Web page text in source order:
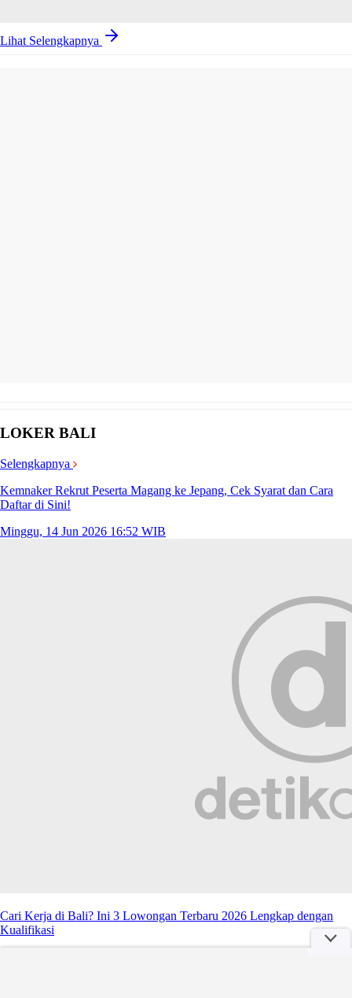
Lihat Selengkapnya
LOKER BALI
Selengkapnya
Kemnaker Rekrut Peserta Magang ke Jepang, Cek Syarat dan Cara
Daftar di Sini!
Minggu, 14 Jun 2026 16:52 WIB
Cari Kerja di Bali? Ini 3 Lowongan Terbaru 2026 Lengkap dengan
Kualifikasi